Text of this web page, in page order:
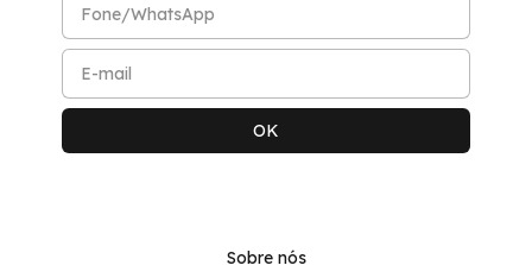
Sobre nós